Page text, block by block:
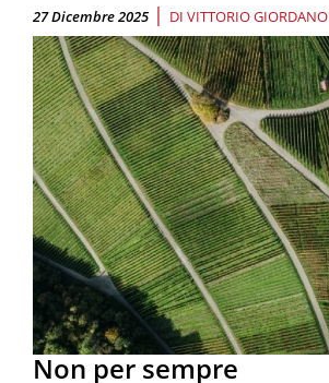
27 Dicembre 2025 | DI VITTORIO GIORDANO
Non per sempre